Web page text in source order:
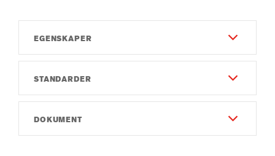
EGENSKAPER
Slitstyrka
5
Fingerfärdighet
7
STANDARDER
2121XDOKUMENT